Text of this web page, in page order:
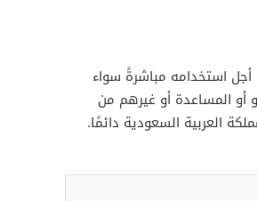
استخدامه مباشرةً سواء
أو المساعدة أو غيرهم من
العربية السعودية دائمًا.